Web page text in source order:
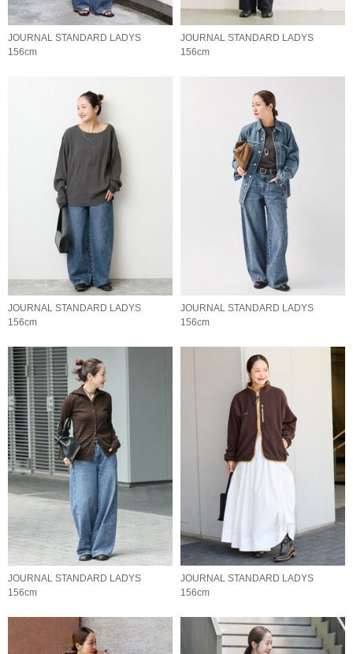
JOURNAL STANDARD LADYS
156cm
JOURNAL STANDARD LADYS
156cm
JOURNAL STANDARD LADYS
156cm
JOURNAL STANDARD LADYS
156cm
JOURNAL STANDARD LADYS
156cm
JOURNAL STANDARD LADYS
156cm